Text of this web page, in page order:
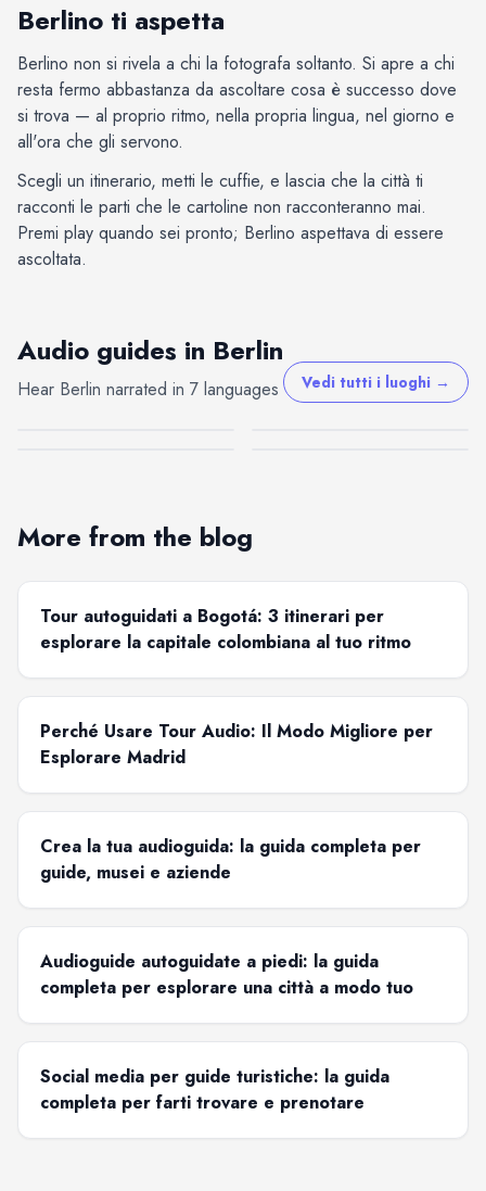
Berlino ti aspetta
Berlino non si rivela a chi la fotografa soltanto. Si apre a chi
resta fermo abbastanza da ascoltare cosa è successo dove
si trova — al proprio ritmo, nella propria lingua, nel giorno e
all'ora che gli servono.
Scegli un itinerario, metti le cuffie, e lascia che la città ti
racconti le parti che le cartoline non racconteranno mai.
Premi play quando sei pronto; Berlino aspettava di essere
ascoltata.
Audio guides in Berlin
Hear Berlin narrated in 7 languages Vedi tutti i luoghi →
Bebelplatz
Museo
Blindenwerkstatt Otto
Weidt
Berlin
Gropius Bau
Kaiser-Wilhelm-
Gedächtniskirche
More from the blog
Tour autoguidati a Bogotá: 3 itinerari per
esplorare la capitale colombiana al tuo ritmo
Perché Usare Tour Audio: Il Modo Migliore per
Esplorare Madrid
Crea la tua audioguida: la guida completa per
guide, musei e aziende
Audioguide autoguidate a piedi: la guida
completa per esplorare una città a modo tuo
Social media per guide turistiche: la guida
completa per farti trovare e prenotare